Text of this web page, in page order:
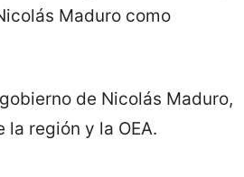
Maduro como
de Nicolás Maduro,
región y la OEA.